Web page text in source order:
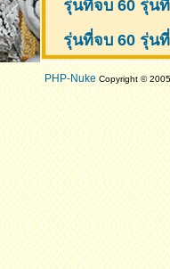
รุ่นที่จบ 60 รุ่น
รุ่นที่จบ 60 รุ่น
PHP-NukeCopyright ©